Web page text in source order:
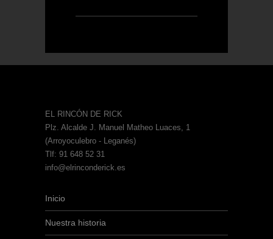
EL RINCÓN DE RICK
Plz. Alcalde J. Manuel Matheo Luaces, 1
(Arroyoculebro - Leganés)
Tlf: 91 648 52 31
info@elrinconderick.es
Inicio
Nuestra historia